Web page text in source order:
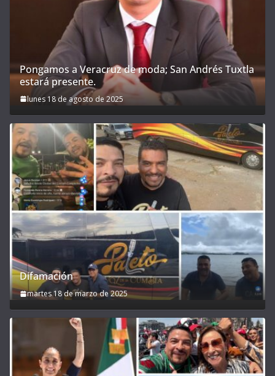
Pongamos a Veracruz de moda; San Andrés Tuxtla
estará presente.
lunes 18 de agosto de 2025
Difamación
martes 18 de marzo de 2025